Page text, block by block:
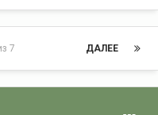
ДАЛЕЕ
7